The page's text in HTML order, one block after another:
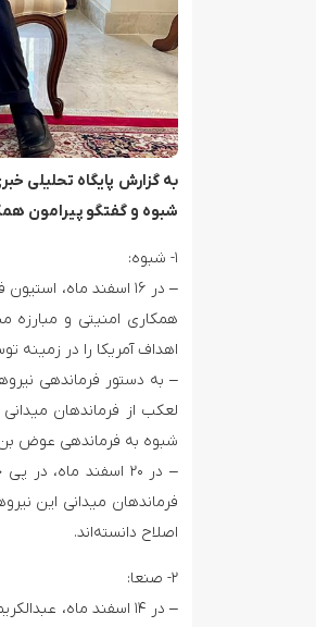
به گزارش پایگاه تحلیلی
شبوه و گفتگو پیرامون
۱- شبوه:
– در ۱۶ اسفند ماه،
همکاری امنیتی و مبارزه
اهداف آمریکا را در
– به دستور فرماندهی
لعکب از فرماندهان
شبوه به فرماندهی عوض بن
– در ۲۰ اسفند
فرماندهان میدانی این
اصلاح دانسته‌اند.
۲- صنعا:
– در ۱۴ اسفند ماه،
غرق شدن اولین کشتی